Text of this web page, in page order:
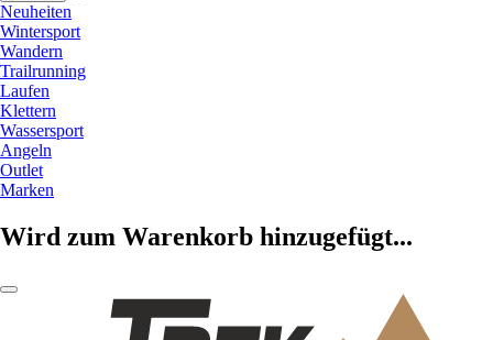
Neuheiten
Wintersport
Wandern
Trailrunning
Laufen
Klettern
Wassersport
Angeln
Outlet
Marken
Wird zum Warenkorb hinzugefügt...